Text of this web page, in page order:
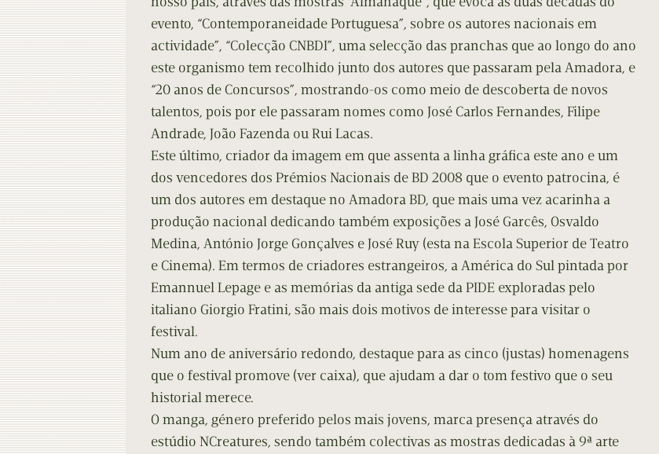
evento, “Contemporaneidade Portuguesa”, sobre os autores nacionais em
actividade”, “Colecção CNBDI”, uma selecção das pranchas que ao longo do ano
este organismo tem recolhido junto dos autores que passaram pela Amadora, e
“20 anos de Concursos”, mostrando-os como meio de descoberta de novos
talentos, pois por ele passaram nomes como José Carlos Fernandes, Filipe
Andrade, João Fazenda ou Rui Lacas.
Este último, criador da imagem em que assenta a linha gráfica este ano e um
dos vencedores dos Prémios Nacionais de BD 2008 que o evento patrocina, é
um dos autores em destaque no Amadora BD, que mais uma vez acarinha a
produção nacional dedicando também exposições a José Garcês, Osvaldo
Medina, António Jorge Gonçalves e José Ruy (esta na Escola Superior de Teatro
e Cinema). Em termos de criadores estrangeiros, a América do Sul pintada por
Emannuel Lepage e as memórias da antiga sede da PIDE exploradas pelo
italiano Giorgio Fratini, são mais dois motivos de interesse para visitar o
festival.
Num ano de aniversário redondo, destaque para as cinco (justas) homenagens
que o festival promove (ver caixa), que ajudam a dar o tom festivo que o seu
historial merece.
O manga, género preferido pelos mais jovens, marca presença através do
estúdio NCreatures, sendo também colectivas as mostras dedicadas à 9ª arte